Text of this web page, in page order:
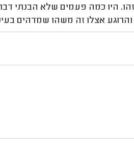
היו כמה פעמים שלא הבנתי
אצלו זה משהו שמדהים